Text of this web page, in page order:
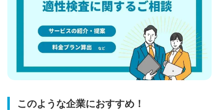
このような企業におすすめ！